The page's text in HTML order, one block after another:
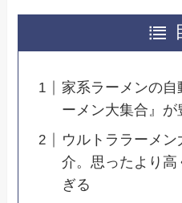
家系ラーメンの自
ーメン大集合』
ウルトララーメ
介。思ったより高
ぎる